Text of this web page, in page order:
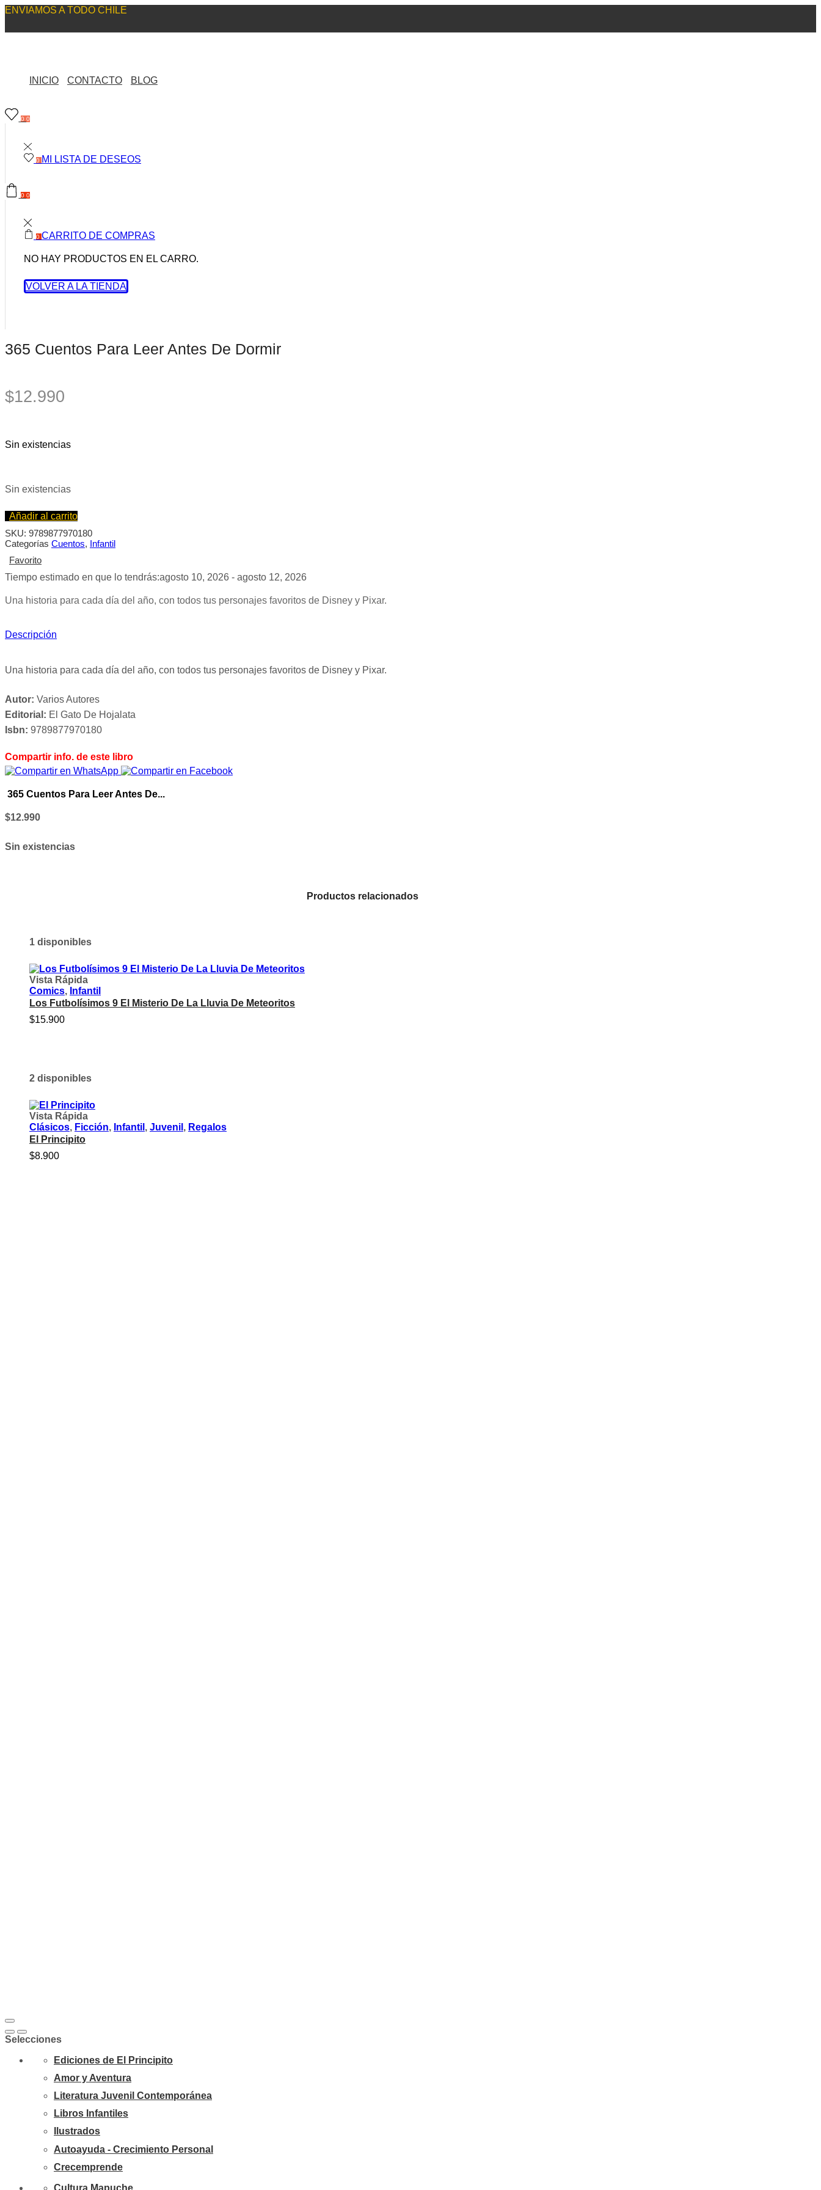
ENVIAMOS A TODO CHILE
INICIO CONTACTO BLOG
00
0 MI LISTA DE DESEOS
00
0 CARRITO DE COMPRAS
NO HAY PRODUCTOS EN EL CARRO.
VOLVER A LA TIENDA
365 Cuentos Para Leer Antes De Dormir
$12.990
Sin existencias
Sin existencias
Añadir al carrito
SKU: 9789877970180
Categorías Cuentos, Infantil
Favorito
Tiempo estimado en que lo tendrás:agosto 10, 2026 - agosto 12, 2026
Una historia para cada día del año, con todos tus personajes favoritos de Disney y Pixar.
Descripción
Una historia para cada día del año, con todos tus personajes favoritos de Disney y Pixar.
Autor: Varios Autores
Editorial: El Gato De Hojalata
Isbn: 9789877970180
Compartir info. de este libro
365 Cuentos Para Leer Antes De...
$12.990
Sin existencias
Productos relacionados
1 disponibles
Vista Rápida
Comics, Infantil
Los Futbolísimos 9 El Misterio De La Lluvia De Meteoritos
$15.900
2 disponibles
Vista Rápida
Clásicos, Ficción, Infantil , Juvenil , Regalos
El Principito
$8.900
Selecciones
Ediciones de El Principito
Amor y Aventura
Literatura Juvenil Contemporánea
Libros Infantiles
Ilustrados
Autoayuda - Crecimiento Personal
Crecemprende
Cultura Mapuche